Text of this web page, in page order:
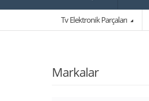
Tv Elektronik Parçaları
Markalar